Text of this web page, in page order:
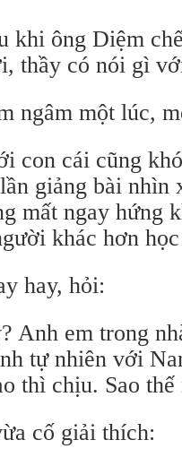
khi ông Diệm
thầy có nói gì
ngâm một lúc,
con cái cũng
giảng bài nhìn
mất ngay hứng
khác hơn
hay, hỏi:
Anh em trong
tự nhiên với
thì chịu. Sao thế
cố giải thích: